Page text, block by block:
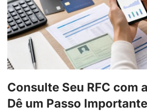
Consulte Seu RFC com
Dê um Passo